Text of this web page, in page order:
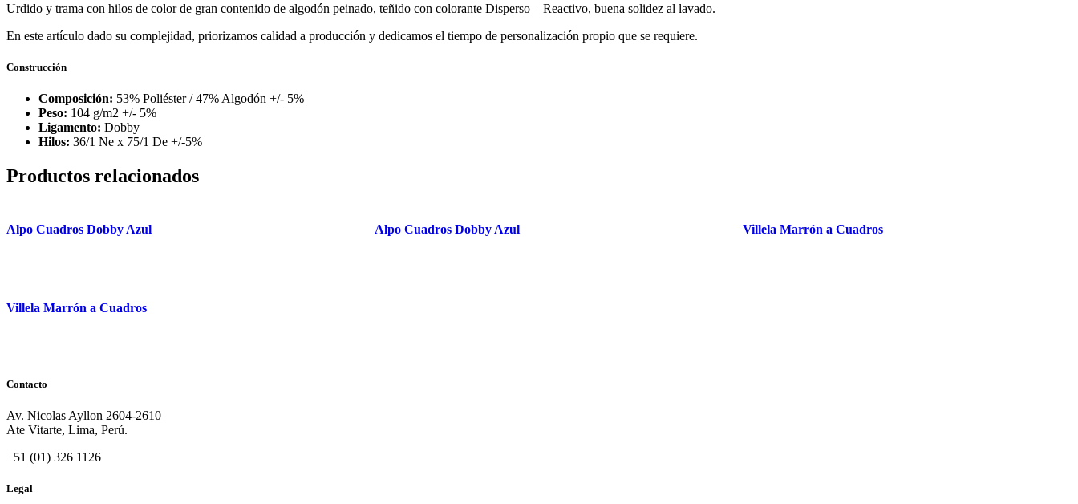
Urdido y trama con hilos de color de gran contenido de algodón peinado, teñido con colorante Disperso – Reactivo, buena solidez al lavado.
En este artículo dado su complejidad, priorizamos calidad a producción y dedicamos el tiempo de personalización propio que se requiere.
Construcción
Composición: 53% Poliéster / 47% Algodón +/- 5%​
Peso: 104 g/m2 +/- 5% ​
Ligamento: Dobby ​
Hilos: 36/1 Ne x 75/1 De +/-5%
Productos relacionados
Alpo Cuadros Dobby Azul Alpo Cuadros Dobby Azul Villela Marrón a Cuadros
Villela Marrón a Cuadros
Contacto
Av. Nicolas Ayllon 2604-2610
Ate Vitarte, Lima, Perú.
+51 (01) 326 1126
Legal